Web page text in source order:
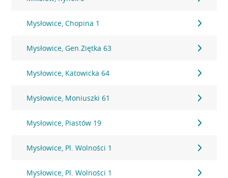
Mysłowice, Chopina 1
Mysłowice, Gen.Ziętka 63
Mysłowice, Katowicka 64
Mysłowice, Moniuszki 61
Mysłowice, Piastów 19
Mysłowice, Pl. Wolności 1
Mysłowice, Pl. Wolności 1